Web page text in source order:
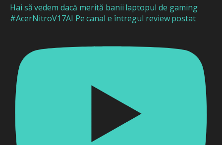
Hai să vedem dacă merită banii laptopul de gaming
#AcerNitroV17AI Pe canal e întregul review postat